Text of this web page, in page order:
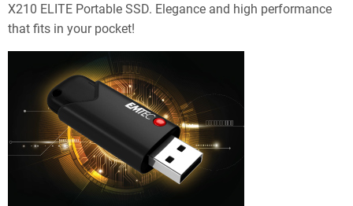
X210 ELITE Portable SSD. Elegance and high performance
that fits in your pocket!